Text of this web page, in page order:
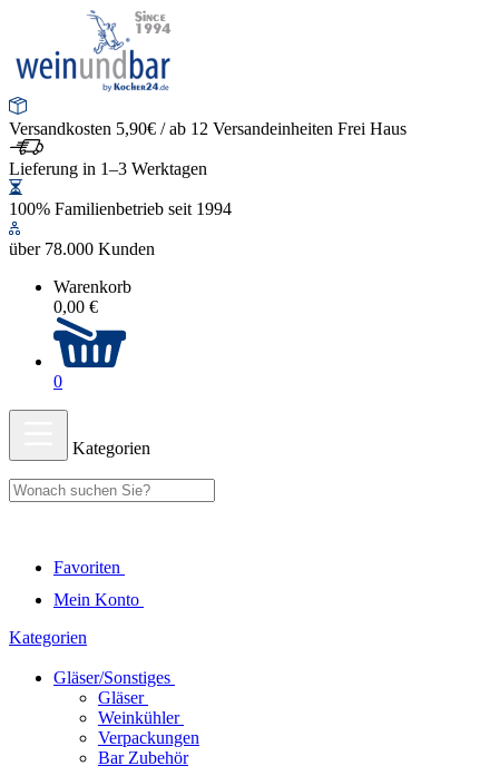
Versandkosten 5,90€ / ab 12 Versandeinheiten Frei Haus
Lieferung in 1–3 Werktagen
100% Familienbetrieb seit 1994
über 78.000 Kunden
Warenkorb
0,00 €
0
Kategorien
Favoriten
Mein Konto
Kategorien
Gläser/Sonstiges
Gläser
Weinkühler
Verpackungen
Bar Zubehör